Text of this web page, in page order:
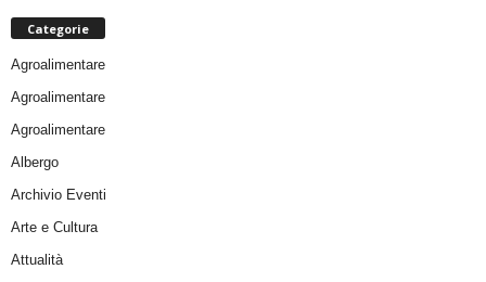
Categorie
Agroalimentare
Agroalimentare
Agroalimentare
Albergo
Archivio Eventi
Arte e Cultura
Attualità